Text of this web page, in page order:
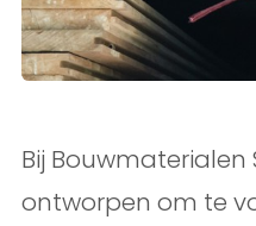
Bij
ontworpen om te